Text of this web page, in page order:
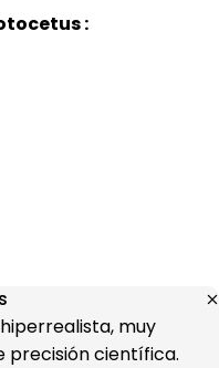
:
muy
precisión científica.